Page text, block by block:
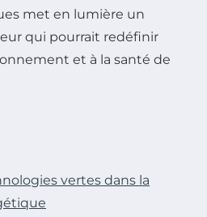
met en lumière un
qui pourrait redéfinir
et à la santé de
vertes dans la